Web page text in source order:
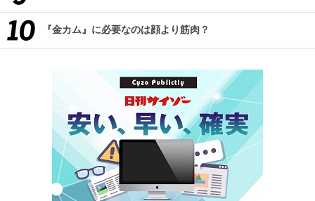
『金カム』に必要なのは顔より筋肉？